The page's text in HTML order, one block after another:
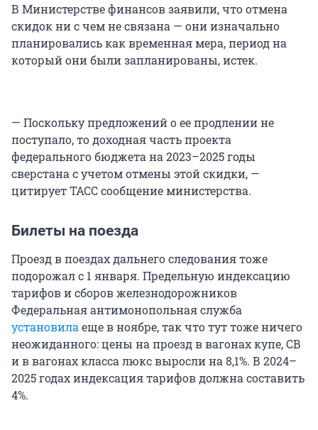
В Министерстве финансов заявили, что отмена
скидок ни с чем не связана — они изначально
планировались как временная мера, период на
который они были запланированы, истек.
— Поскольку предложений о ее продлении не
поступало, то доходная часть проекта
федерального бюджета на 2023–2025 годы
сверстана с учетом отмены этой скидки, —
цитирует ТАСС сообщение министерства.
Билеты на поезда
Проезд в поездах дальнего следования тоже
подорожал с 1 января. Предельную индексацию
тарифов и сборов железнодорожников
Федеральная антимонопольная служба
установилаеще в ноябре, так что тут тоже ничего
неожиданного: цены на проезд в вагонах купе, СВ
и в вагонах класса люкс выросли на 8,1%. В 2024–
2025 годах индексация тарифов должна составить
4%.